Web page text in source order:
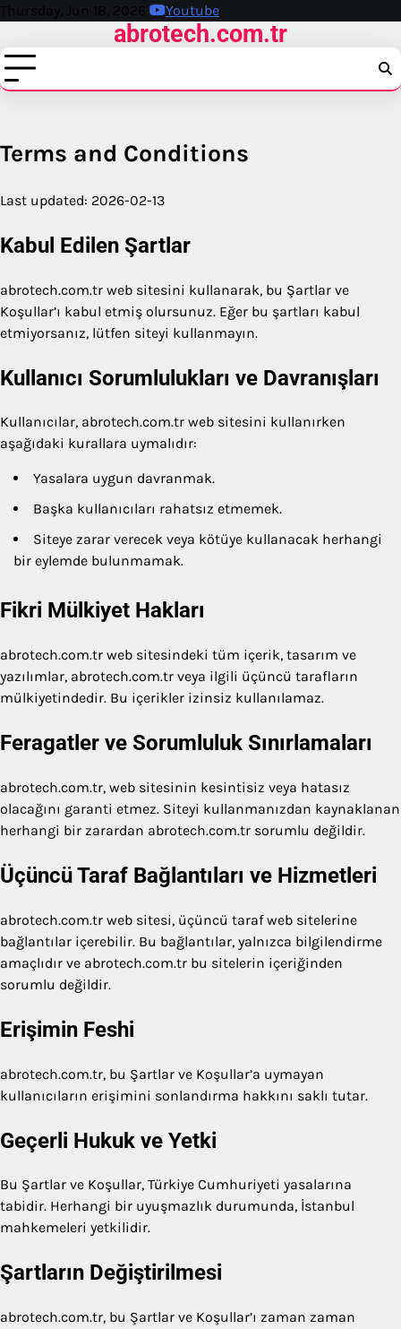
Skip
content
Thursday, Jun 18, 2026 Youtube
abrotech.com.tr
Terms and Conditions
Last updated: 2026-02-13
Kabul Edilen Şartlar
abrotech.com.tr web sitesini kullanarak, bu Şartlar ve
Koşullar’ı kabul etmiş olursunuz. Eğer bu şartları kabul
etmiyorsanız, lütfen siteyi kullanmayın.
Kullanıcı Sorumlulukları ve Davranışları
Kullanıcılar, abrotech.com.tr web sitesini kullanırken
aşağıdaki kurallara uymalıdır:
Yasalara uygun davranmak.
Başka kullanıcıları rahatsız etmemek.
Siteye zarar verecek veya kötüye kullanacak herhangi
bir eylemde bulunmamak.
Fikri Mülkiyet Hakları
abrotech.com.tr web sitesindeki tüm içerik, tasarım ve
yazılımlar, abrotech.com.tr veya ilgili üçüncü tarafların
mülkiyetindedir. Bu içerikler izinsiz kullanılamaz.
Feragatler ve Sorumluluk Sınırlamaları
abrotech.com.tr, web sitesinin kesintisiz veya hatasız
olacağını garanti etmez. Siteyi kullanmanızdan kaynaklanan
herhangi bir zarardan abrotech.com.tr sorumlu değildir.
Üçüncü Taraf Bağlantıları ve Hizmetleri
abrotech.com.tr web sitesi, üçüncü taraf web sitelerine
bağlantılar içerebilir. Bu bağlantılar, yalnızca bilgilendirme
amaçlıdır ve abrotech.com.tr bu sitelerin içeriğinden
sorumlu değildir.
Erişimin Feshi
abrotech.com.tr, bu Şartlar ve Koşullar’a uymayan
kullanıcıların erişimini sonlandırma hakkını saklı tutar.
Geçerli Hukuk ve Yetki
Bu Şartlar ve Koşullar, Türkiye Cumhuriyeti yasalarına
tabidir. Herhangi bir uyuşmazlık durumunda, İstanbul
mahkemeleri yetkilidir.
Şartların Değiştirilmesi
abrotech.com.tr, bu Şartlar ve Koşullar’ı zaman zaman